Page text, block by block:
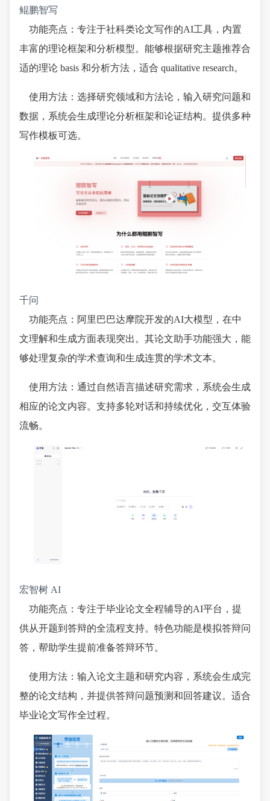
鲲鹏智写
功能亮点：专注于社科类论文写作的AI工具，内置
丰富的理论框架和分析模型。能够根据研究主题推荐合
适的理论 basis 和分析方法，适合 qualitative research。
使用方法：选择研究领域和方法论，输入研究问题和
数据，系统会生成理论分析框架和论证结构。提供多种
写作模板可选。
千问
功能亮点：阿里巴巴达摩院开发的AI大模型，在中
文理解和生成方面表现突出。其论文助手功能强大，能
够处理复杂的学术查询和生成连贯的学术文本。
使用方法：通过自然语言描述研究需求，系统会生成
相应的论文内容。支持多轮对话和持续优化，交互体验
流畅。
宏智树 AI
功能亮点：专注于毕业论文全程辅导的AI平台，提
供从开题到答辩的全流程支持。特色功能是模拟答辩问
答，帮助学生提前准备答辩环节。
使用方法：输入论文主题和研究内容，系统会生成完
整的论文结构，并提供答辩问题预测和回答建议。适合
毕业论文写作全过程。